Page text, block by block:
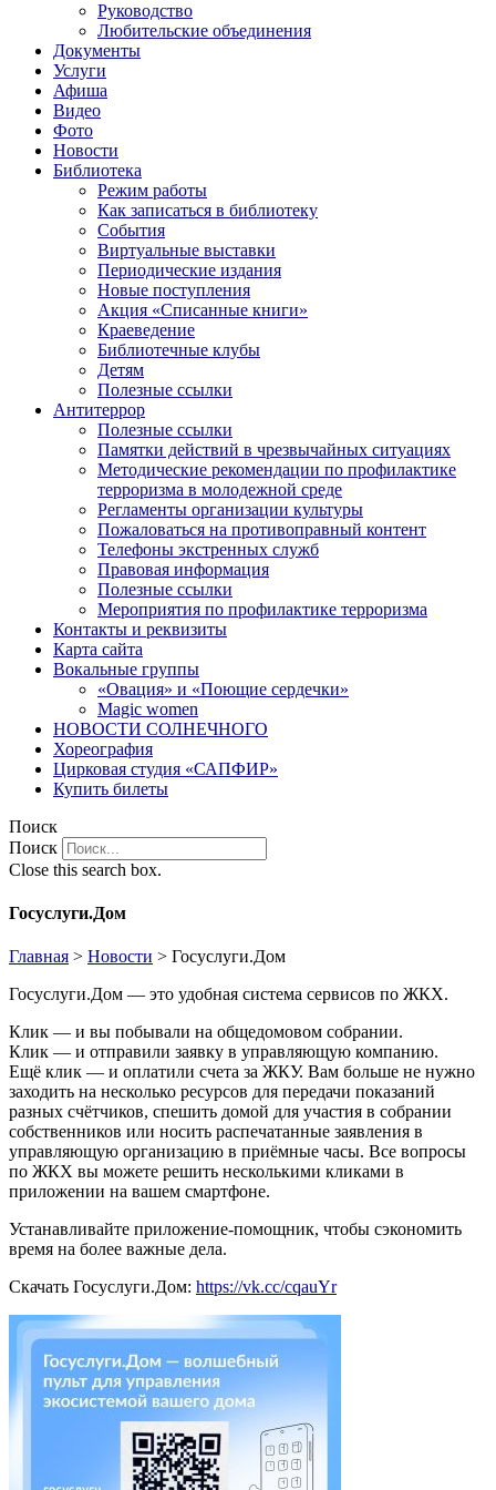
Руководство
Любительские объединения
Документы
Услуги
Афиша
Видео
Фото
Новости
Библиотека
Режим работы
Как записаться в библиотеку
События
Виртуальные выставки
Периодические издания
Новые поступления
Акция «Списанные книги»
Краеведение
Библиотечные клубы
Детям
Полезные ссылки
Антитеррор
Полезные ссылки
Памятки действий в чрезвычайных ситуациях
Методические рекомендации по профилактике
терроризма в молодежной среде
Регламенты организации культуры
Пожаловаться на противоправный контент
Телефоны экстренных служб
Правовая информация
Полезные ссылки
Мероприятия по профилактике терроризма
Контакты и реквизиты
Карта сайта
Вокальные группы
«Овация» и «Поющие сердечки»
Magic women
НОВОСТИ СОЛНЕЧНОГО
Хореография
Цирковая студия «САПФИР»
Купить билеты
Поиск
Поиск
Close this search box.
Госуслуги.Дом
Главная > Новости > Госуслуги.Дом
Госуслуги.Дом — это удобная система сервисов по ЖКХ.
Клик — и вы побывали на общедомовом собрании.
Клик — и отправили заявку в управляющую компанию.
Ещё клик — и оплатили счета за ЖКУ. Вам больше не нужно
заходить на несколько ресурсов для передачи показаний
разных счётчиков, спешить домой для участия в собрании
собственников или носить распечатанные заявления в
управляющую организацию в приёмные часы. Все вопросы
по ЖКХ вы можете решить несколькими кликами в
приложении на вашем смартфоне.
Устанавливайте приложение-помощник, чтобы сэкономить
время на более важные дела.
Скачать Госуслуги.Дом: https://vk.cc/cqauYr